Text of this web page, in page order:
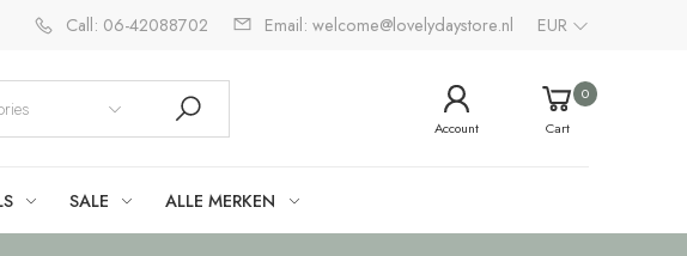
Call: 06-42088702 Email: welcome@lovelydaystore.nl EUR
Account
0
Cart
SALE ALLE MERKEN